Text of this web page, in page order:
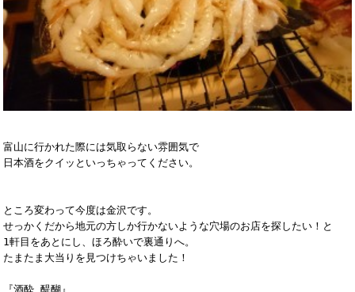
富山に行かれた際には気取らない雰囲気で
日本酒をクイッといっちゃってください。
ところ変わって今度は金沢です。
せっかくだから地元の方しか行かないような穴場のお店を探したい！と
1軒目をあとにし、ほろ酔いで裏通りへ。
たまたま大当りを見つけちゃいました！